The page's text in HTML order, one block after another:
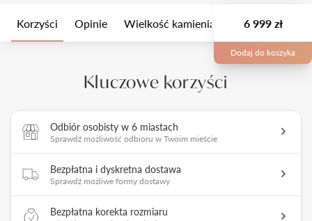
Korzyści Opinie Wielkość kamienia Opis
6 999 zł
Dodaj do koszyka
Kluczowe korzyści
Odbiór osobisty w 6 miastach
Sprawdź możliwość odbioru w Twoim mieście
Bezpłatna i dyskretna dostawa
Sprawdź możliwe formy dostawy
Bezpłatna korekta rozmiaru